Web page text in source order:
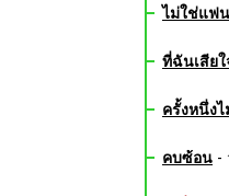
ไม่ใช่แฟ
ที่ฉันเสียใ
ครั้งหนึ่งไ
คบซ้อน -